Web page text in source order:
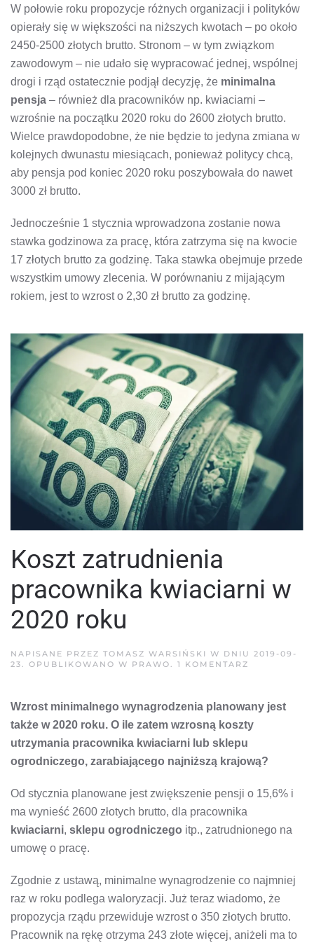
W połowie roku propozycje różnych organizacji i polityków
opierały się w większości na niższych kwotach – po około
2450-2500 złotych brutto. Stronom – w tym związkom
zawodowym – nie udało się wypracować jednej, wspólnej
drogi i rząd ostatecznie podjął decyzję, że minimalna
pensja – również dla pracowników np. kwiaciarni –
wzrośnie na początku 2020 roku do 2600 złotych brutto.
Wielce prawdopodobne, że nie będzie to jedyna zmiana w
kolejnych dwunastu miesiącach, ponieważ politycy chcą,
aby pensja pod koniec 2020 roku poszybowała do nawet
3000 zł brutto.
Jednocześnie 1 stycznia wprowadzona zostanie nowa
stawka godzinowa za pracę, która zatrzyma się na kwocie
17 złotych brutto za godzinę. Taka stawka obejmuje przede
wszystkim umowy zlecenia. W porównaniu z mijającym
rokiem, jest to wzrost o 2,30 zł brutto za godzinę.
Koszt zatrudnienia
pracownika kwiaciarni w
2020 roku
NAPISANE PRZEZ TOMASZ WARSIŃSKI W DNIU 2019-09-
23
. OPUBLIKOWANO W PRAWO 1 KOMENTARZ
KWIACIARNI
2020
Wzrost minimalnego wynagrodzenia planowany jest
także w 2020 roku. O ile zatem wzrosną koszty
utrzymania pracownika kwiaciarni lub sklepu
ogrodniczego, zarabiającego najniższą krajową?
Od stycznia planowane jest zwiększenie pensji o 15,6% i
ma wynieść 2600 złotych brutto, dla pracownika
kwiaciarni, sklepu ogrodniczego itp., zatrudnionego na
umowę o pracę.
Zgodnie z ustawą, minimalne wynagrodzenie co najmniej
raz w roku podlega waloryzacji. Już teraz wiadomo, że
propozycja rządu przewiduje wzrost o 350 złotych brutto.
Pracownik na rękę otrzyma 243 złote więcej, aniżeli ma to